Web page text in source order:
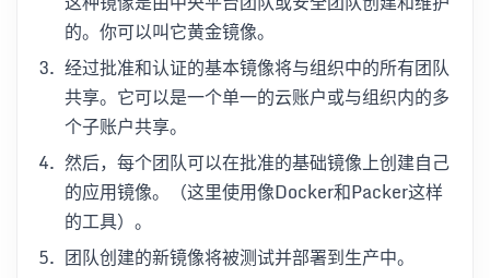
的。你可以叫它黄金镜像。
经过批准和认证的基本镜像将与组织中的所有团队
共享。它可以是一个单一的云账户或与组织内的多
个子账户共享。
然后，每个团队可以在批准的基础镜像上创建自己
的应用镜像。（这里使用像Docker和Packer这样
的工具）。
团队创建的新镜像将被测试并部署到生产中。